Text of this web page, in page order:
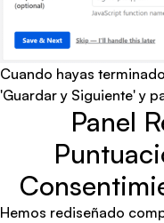
Cuando hayas
'Guardar y Siguiente' y
Panel
Hemos rediseñado